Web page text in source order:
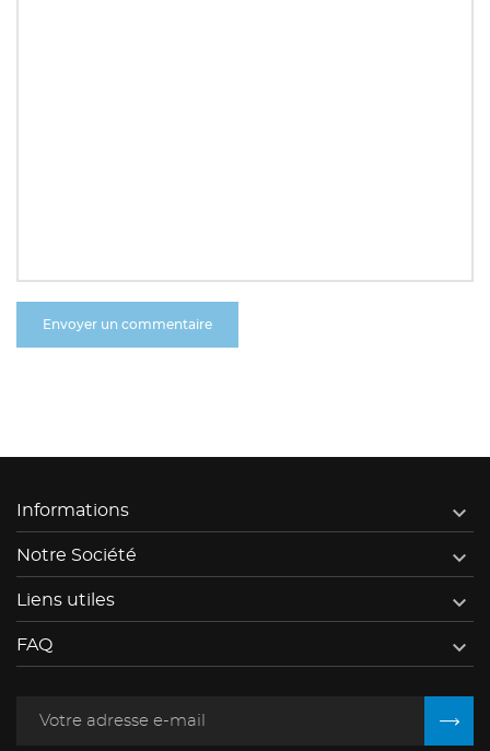
Informations 
Notre Société 
Liens utiles 
FAQ 